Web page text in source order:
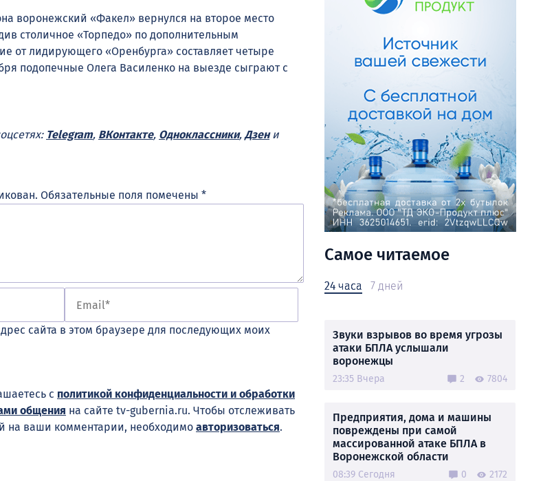
воронежский «Факел» вернулся на второе место
столичное «Торпедо» по дополнительным
от лидирующего «Оренбурга» составляет четыре
подопечные Олега Василенко на выезде сыграют с
Telegram, ВКонтакте, Одноклассники, Дзени
Обязательные поля помечены *
сайта в этом браузере для последующих моих
с политикой конфиденциальности и обработки
общения на сайте tv-gubernia.ru. Чтобы отслеживать
на ваши комментарии, необходимо авторизоваться.
Самое читаемое
24 часа 7 дней
Звуки взрывов во время угрозы
атаки БПЛА услышали
воронежцы
23:35 Вчера 2 7804
Предприятия, дома и машины
повреждены при самой
массированной атаке БПЛА в
Воронежской области
08:39 Сегодня 0 2172